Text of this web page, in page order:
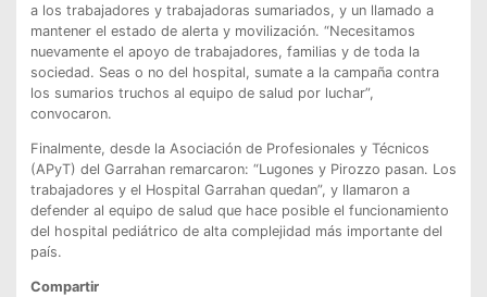
a los trabajadores y trabajadoras sumariados, y un llamado a
mantener el estado de alerta y movilización. “Necesitamos
nuevamente el apoyo de trabajadores, familias y de toda la
sociedad. Seas o no del hospital, sumate a la campaña contra
los sumarios truchos al equipo de salud por luchar”,
convocaron.
Finalmente, desde la Asociación de Profesionales y Técnicos
(APyT) del Garrahan remarcaron: “Lugones y Pirozzo pasan. Los
trabajadores y el Hospital Garrahan quedan”, y llamaron a
defender al equipo de salud que hace posible el funcionamiento
del hospital pediátrico de alta complejidad más importante del
país.
Compartir